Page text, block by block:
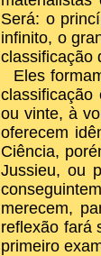
Será: o
infinito, o
classificação
Eles
ou vinte, à
oferecem
Ciência,
Jussieu, ou
merecem,
reflexão fará
primeiro